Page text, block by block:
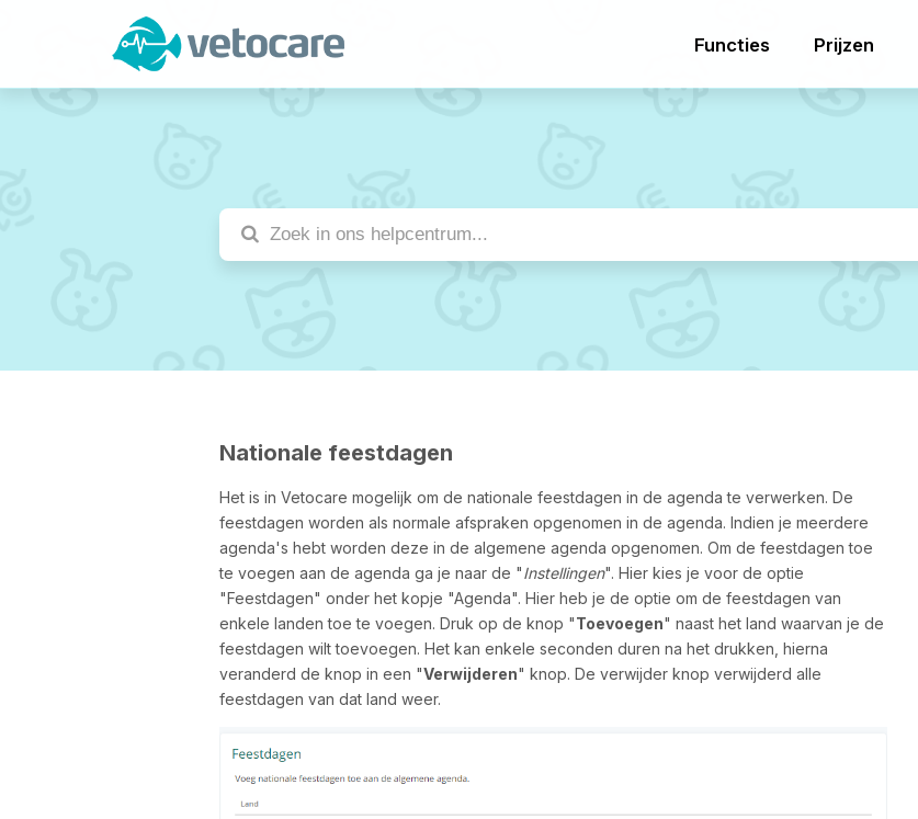
Functies Prijzen
Nationale feestdagen
Het is in Vetocare mogelijk om de nationale feestdagen in de agenda te verwerken. De
feestdagen worden als normale afspraken opgenomen in de agenda. Indien je meerdere
agenda's hebt worden deze in de algemene agenda opgenomen. Om de feestdagen toe
te voegen aan de agenda ga je naar de "Instellingen". Hier kies je voor de optie
"Feestdagen" onder het kopje "Agenda". Hier heb je de optie om de feestdagen van
enkele landen toe te voegen. Druk op de knop "Toevoegen" naast het land waarvan je de
feestdagen wilt toevoegen. Het kan enkele seconden duren na het drukken, hierna
veranderd de knop in een "Verwijderen" knop. De verwijder knop verwijderd alle
feestdagen van dat land weer.